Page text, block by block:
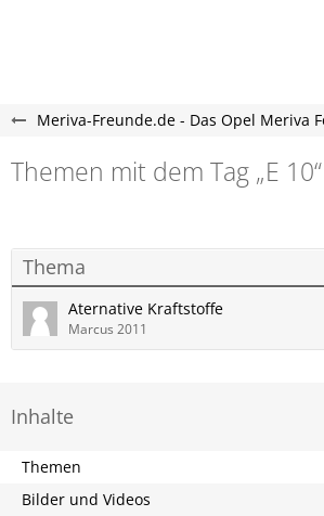
Meriva-Freunde.de - Das Opel Meriva
Themen mit dem Tag „E 10“
Thema
Aternative Kraftstoffe
Marcus 2011
Inhalte
Themen
Bilder und Videos